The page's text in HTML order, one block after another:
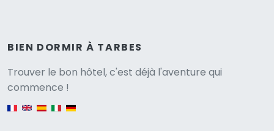
BIEN DORMIR À TARBES
Trouver le bon hôtel, c'est déjà l'aventure qui
commence !